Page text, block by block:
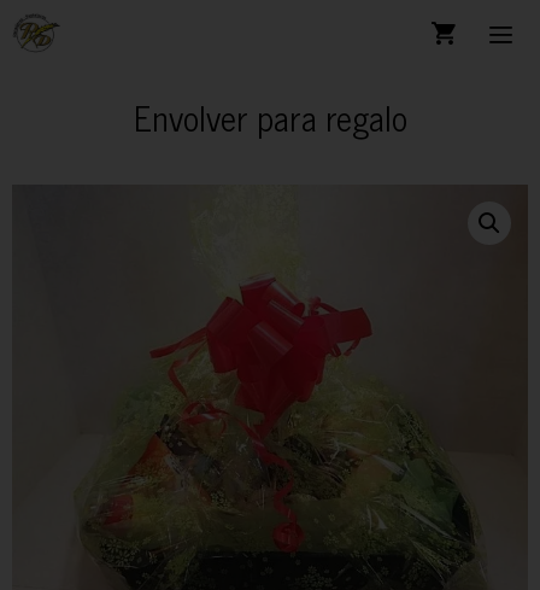
Envolver para regalo